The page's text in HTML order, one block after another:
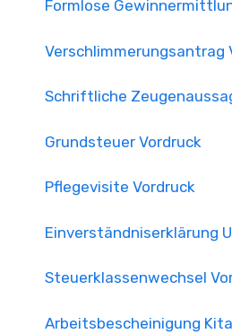
Formlose
Verschlimmerungsantrag
Schriftliche
Grundsteuer Vordruck
Pflegevisite Vordruck
Einverständniserklärung
Steuerklassenwechsel
Arbeitsbescheinigung